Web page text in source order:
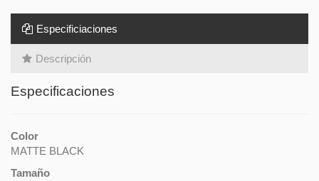
Especificiaciones
Descripción
Especificaciones
Color
MATTE BLACK
Tamaño